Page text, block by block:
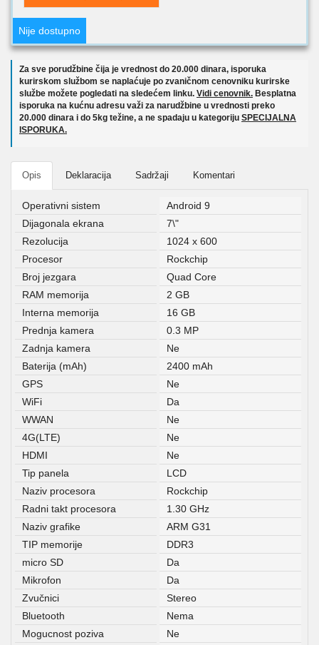
Nije dostupno
Za sve porudžbine čija je vrednost do 20.000 dinara, isporuka
kurirskom službom se naplaćuje po zvaničnom cenovniku kurirske
službe možete pogledati na sledećem linku. Vidi cenovnik. Besplatna
isporuka na kućnu adresu važi za narudžbine u vrednosti preko
20.000 dinara i do 5kg težine, a ne spadaju u kategoriju SPECIJALNA
ISPORUKA.
Opis Deklaracija Sadržaji Komentari
Operativni sistem
Android 9
Dijagonala ekrana
7\"
Rezolucija
1024 x 600
Procesor
Rockchip
Broj jezgara
Quad Core
RAM memorija
2 GB
Interna memorija
16 GB
Prednja kamera
0.3 MP
Zadnja kamera
Ne
Baterija (mAh)
2400 mAh
GPS
Ne
WiFi
Da
WWAN
Ne
4G(LTE)
Ne
HDMI
Ne
Tip panela
LCD
Naziv procesora
Rockchip
Radni takt procesora
1.30 GHz
Naziv grafike
ARM G31
TIP memorije
DDR3
micro SD
Da
Mikrofon
Da
Zvučnici
Stereo
Bluetooth
Nema
Mogucnost poziva
Ne